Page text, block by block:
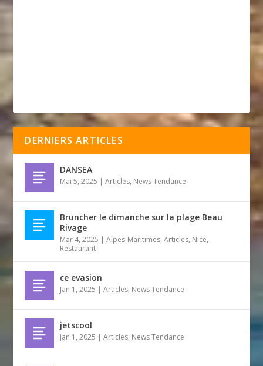
DERNIERS ARTICLES
DANSEA
Mai 5, 2025 |Articles, News Tendance
Bruncher le dimanche sur la plage Beau
Rivage
Mar 4, 2025 |Alpes-Maritimes,Articles, Nice,
Restaurant
ce evasion
Jan 1, 2025 |Articles, News Tendance
jetscool
Jan 1, 2025 |Articles, News Tendance